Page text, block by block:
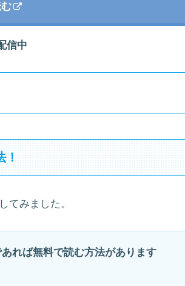
信中
！
てみました。
れば無料で読む方法があります